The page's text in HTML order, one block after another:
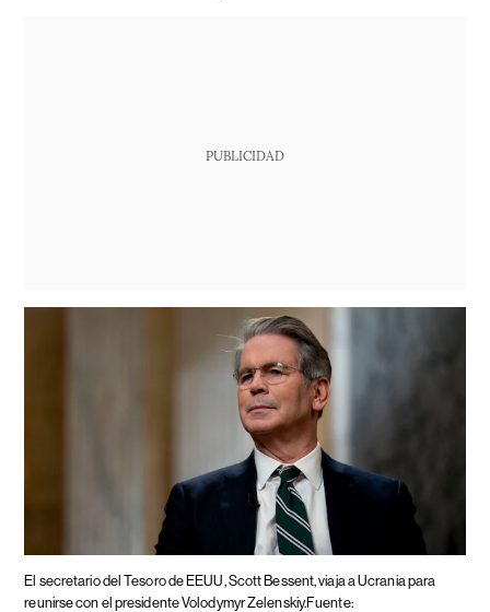
PUBLICIDAD
El secretario del Tesoro de EEUU, Scott Bessent, viaja a Ucrania para
reunirse con el presidente Volodymyr Zelenskiy.Fuente: